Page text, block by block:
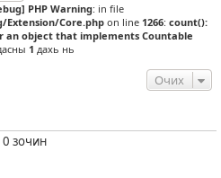
PHP Warning: in file
Core.phpon line 1266: count():
an object that implements Countable
1 дахь нь
Очих
зочин